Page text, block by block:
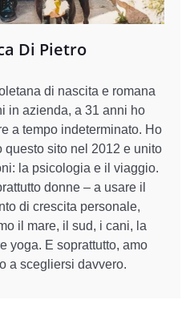
Di Pietro
di nascita e romana
in azienda, a 31 anni ho
a tempo indeterminato. Ho
sito nel 2012 e unito
la psicologia e il viaggio.
donne – a usare il
di crescita personale,
il mare, il sud, i cani, la
yoga. E soprattutto, amo
a scegliersi davvero.